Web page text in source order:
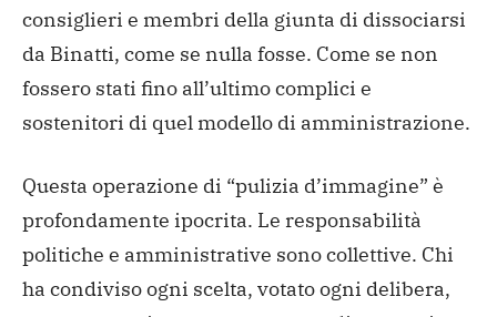
consiglieri e membri della giunta di dissociarsi
da Binatti, come se nulla fosse. Come se non
fossero stati fino all’ultimo complici e
sostenitori di quel modello di amministrazione.
Questa operazione di “pulizia d’immagine” è
profondamente ipocrita. Le responsabilità
politiche e amministrative sono collettive. Chi
ha condiviso ogni scelta, votato ogni delibera,